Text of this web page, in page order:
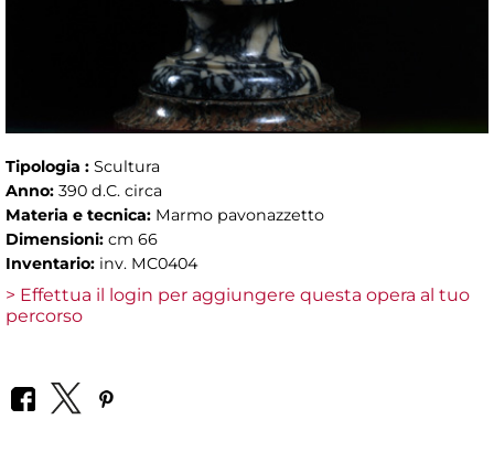
Tipologia : Scultura
Anno: 390 d.C. circa
Materia e tecnica: Marmo pavonazzetto
Dimensioni: cm 66
Inventario: inv. MC0404
> Effettua il login per aggiungere questa opera al tuo
percorso